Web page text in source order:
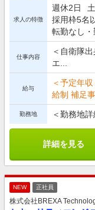
求人の特徴
週休2日
採用枠5名
転勤なし
仕事内容
＜自衛隊
エ...
給与
＜予定年
給制 補足
勤務地 ＜勤務地
詳細を見る
NEW 正社員
株式会社BREXA